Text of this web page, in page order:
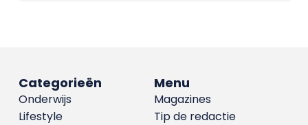
Menu
Magazines
Tip de redactie
Categorieën
Onderwijs
Lifestyle